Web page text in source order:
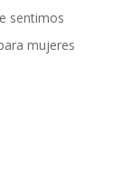
sentimos
mujeres